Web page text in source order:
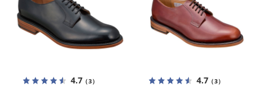
4.7（3） 4.7（3）